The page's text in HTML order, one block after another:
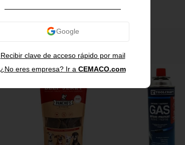
Recibir clave de acceso rápido por mail
¿No eres empresa? Ir a CEMACO.com